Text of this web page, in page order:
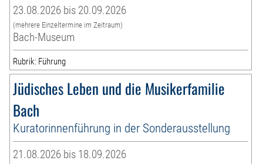
23.08.2026 bis 20.09.2026
(mehrere Einzeltermine im Zeitraum)
Bach-Museum
Rubrik: Führung
Jüdisches Leben und die Musikerfamilie
Bach
Kuratorinnenführung in der Sonderausstellung
21.08.2026 bis 18.09.2026